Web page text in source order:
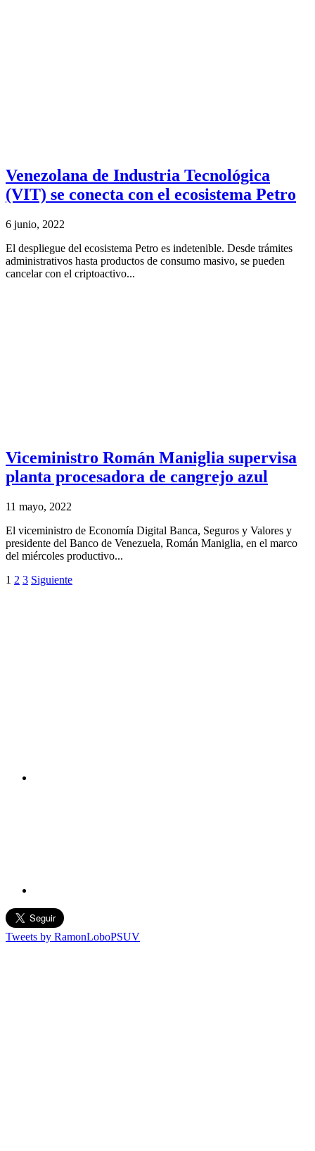
Venezolana de Industria Tecnológica
(VIT) se conecta con el ecosistema Petro
6 junio, 2022
El despliegue del ecosistema Petro es indetenible. Desde trámites
administrativos hasta productos de consumo masivo, se pueden
cancelar con el criptoactivo...
Viceministro Román Maniglia supervisa
planta procesadora de cangrejo azul
11 mayo, 2022
El viceministro de Economía Digital Banca, Seguros y Valores y
presidente del Banco de Venezuela, Román Maniglia, en el marco
del miércoles productivo...
1 2 3 Siguiente
Tweets by RamonLoboPSUV